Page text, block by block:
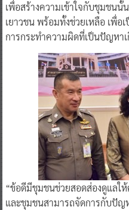
เพื่อสร้างความเข้าใจกับชุมชนนั้
เยาวชน พร้อมทั้งช่วยเหลือ เพื่อ
การกระทำความผิดที่เป็นปัญหา
“ข้อดีมีชุมชนช่วยสอดส่องดูแลใ
และชุมชนสามารถจัดการกับปัญ